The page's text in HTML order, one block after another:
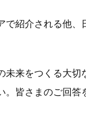
紹介される他
来をつくる大
皆さまのご回答